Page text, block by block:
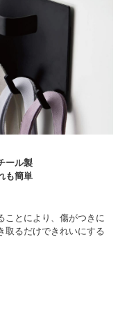
ール製
も簡単
ことにより、傷がつきに
取るだけできれいにする